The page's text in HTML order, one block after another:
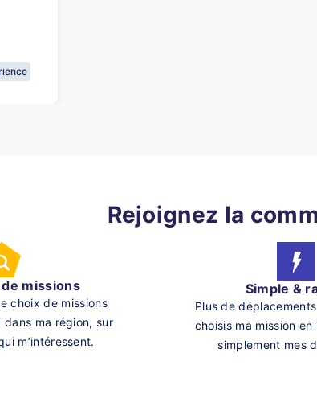
Rejoignez la
missions
choix de missions
dans ma région, sur
m’intéressent.
Simple &
Plus de
choisis ma mission
simplement mes